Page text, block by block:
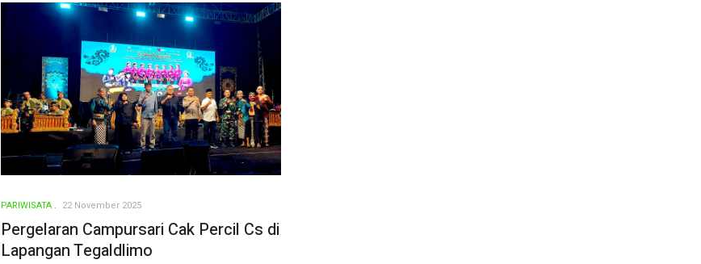
PARIWISATA 22 November 2025
Pergelaran Campursari Cak Percil Cs di
Lapangan Tegaldlimo